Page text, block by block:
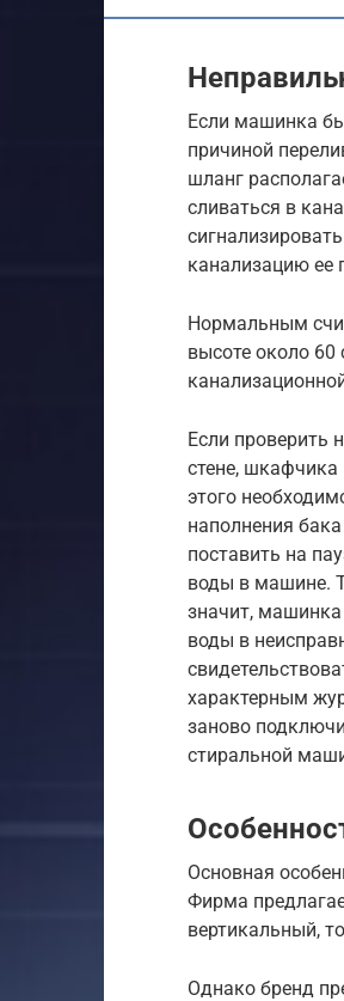
Если машинка
причиной
шланг
сливаться в
канализацию ее
Нормальным
высоте около
Если проверить
стене,
этого
наполнения
поставить на
воды в машине.
значит,
воды в
характерным
заново
стиральной
Основная
Фирма
вертикальный,
Однако бренд